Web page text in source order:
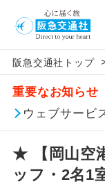
阪急交通社トップ
重要なお知らせ
ウェブサービ
★ 【岡山空
ッフ・2名1
【国内旅客施
旅行代金に国
りません。別
羽田空港往復
900円
2026/10/6〜
1,160円、子
アイコン
添乗員同行
現地添乗員同